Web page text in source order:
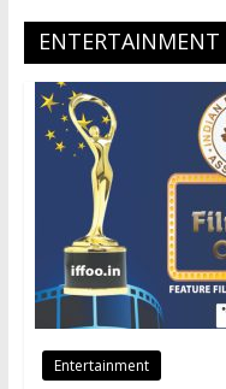
ENTERTAINMENT
Entertainment